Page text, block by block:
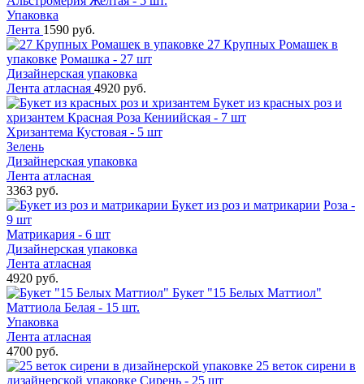
Упаковка
Лента 1590 руб.
27 Крупных Ромашек в
упаковке Ромашка - 27 шт
Дизайнерская упаковка
Лента атласная 4920 руб.
Букет из красных роз и
хризантем Красная Роза Кениийская - 7 шт
Хризантема Кустовая - 5 шт
Зелень
Дизайнерская упаковка
Лента атласная
3363 руб.
Букет из роз и матрикарии Роза -
9 шт
Матрикария - 6 шт
Дизайнерская упаковка
Лента атласная
4920 руб.
Букет "15 Белых Маттиол"
Маттиола Белая - 15 шт.
Упаковка
Лента атласная
4700 руб.
25 веток сирени в
дизайнерской упаковке Сирень - 25 шт